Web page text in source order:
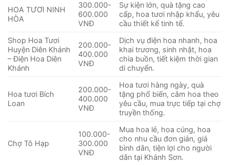
HOA TƯƠI NINH
HÒA
300.000-
600.000
VNĐ
Sự kiện lớn, quà tặng cao
cấp, hoa tươi nhập khẩu, yêu
cầu thiết kế tinh tế.
Shop Hoa Tươi
Huyện Diên Khánh
– Điện Hoa Diên
Khánh
200.000-
400.000
VNĐ
Dịch vụ điện hoa nhanh, hoa
khai trương, sinh nhật, hoa
chia buồn, tiết kiệm thời gian
di chuyển.
Hoa tươi Bích
Loan
200.000-
400.000
VNĐ
Hoa tươi hàng ngày, quà
tặng phổ biến, cắm hoa theo
yêu cầu, mua trực tiếp tại chợ
truyền thống.
Chợ Tô Hạp
100.000-
300.000
VNĐ
Mua hoa lẻ, hoa cúng, hoa
cho nhu cầu đơn giản, giá
bình dân, tiện lợi cho người
dân tại Khánh Sơn.